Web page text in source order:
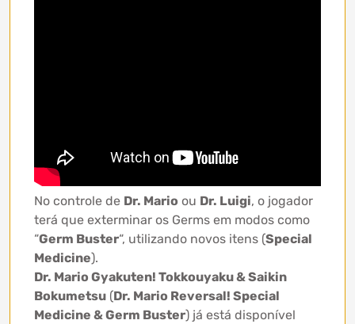
No controle de Dr. Mario ou Dr. Luigi, o jogador
terá que exterminar os Germs em modos como
“Germ Buster“, utilizando novos itens (Special
Medicine).
Dr. Mario Gyakuten! Tokkouyaku & Saikin
Bokumetsu (Dr. Mario Reversal! Special
Medicine & Germ Buster) já está disponível